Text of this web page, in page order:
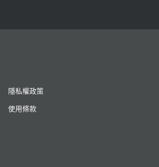
隱私權政策
使用條款